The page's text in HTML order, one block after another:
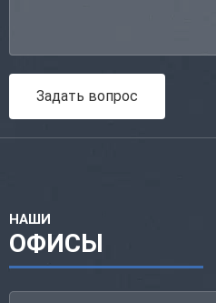
Задать вопрос
НАШИ
ОФИСЫ